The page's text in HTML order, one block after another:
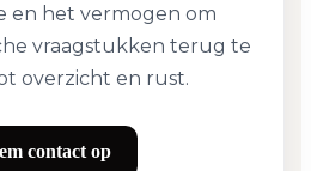
en het vermogen om
vraagstukken terug te
overzicht en rust.
contact op